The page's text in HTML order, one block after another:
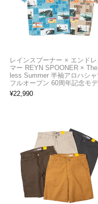
レインスプーナー × エンドレ
マー REYN SPOONER ×
less Summer 半袖アロハシャ
フルオープン 60周年記念モ
¥22,990